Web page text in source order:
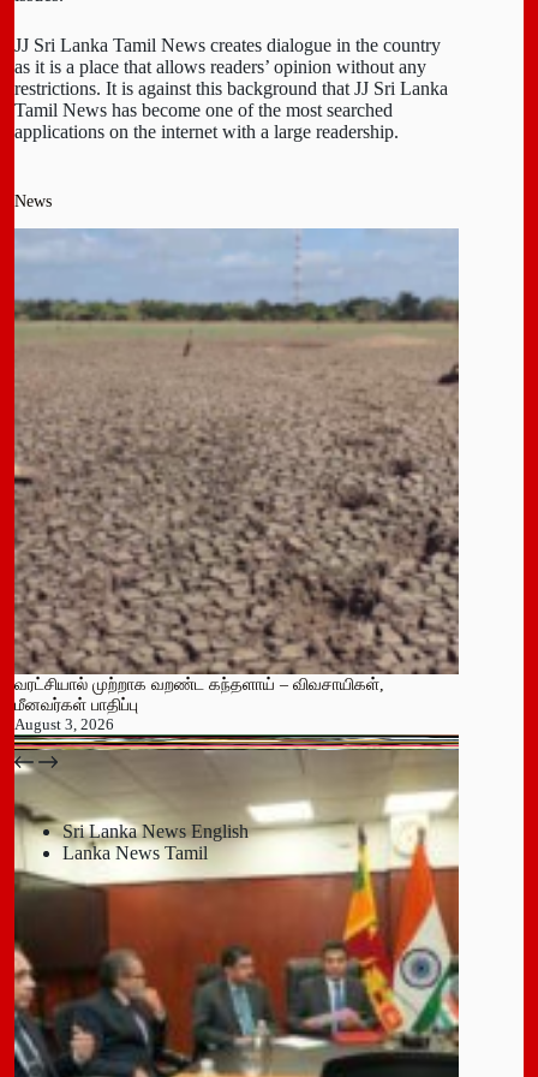
JJ Sri Lanka Tamil News creates dialogue in the country
as it is a place that allows readers’ opinion without any
restrictions. It is against this background that JJ Sri Lanka
Tamil News has become one of the most searched
applications on the internet with a large readership.
News
வரட்சியால் முற்றாக வறண்ட கந்தளாய் – விவசாயிகள்,
மீனவர்கள் பாதிப்பு
August 3, 2026
பதுளை மாநகர சபையின் NPP உறுப்பினர் திடீர் ராஜினாமா!
July 14, 2026
Sri Lanka News English
Lanka News Tamil
Leave a Reply
You must be
logged into post a comment.